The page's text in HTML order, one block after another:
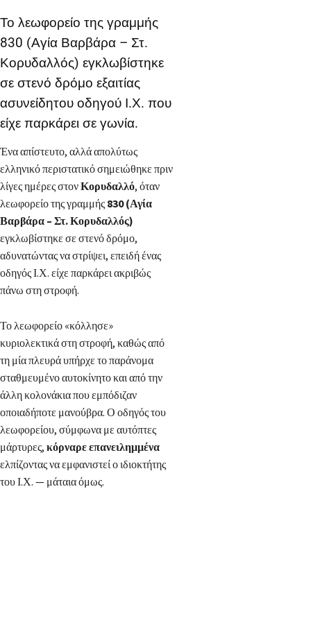
Το λεωφορείο της γραμμής
830 (Αγία Βαρβάρα – Στ.
Κορυδαλλός) εγκλωβίστηκε
σε στενό δρόμο εξαιτίας
ασυνείδητου οδηγού Ι.Χ. που
είχε παρκάρει σε γωνία.
Ένα απίστευτο, αλλά απολύτως
ελληνικό περιστατικό σημειώθηκε πριν
λίγες ημέρες στονΚορυδαλλό, όταν
λεωφορείο της γραμμής 830 (Αγία
Βαρβάρα – Στ. Κορυδαλλός)
εγκλωβίστηκε σε στενό δρόμο,
αδυνατώντας να στρίψει, επειδή ένας
οδηγός Ι.Χ. είχε παρκάρει ακριβώς
πάνω στη στροφή.
Το λεωφορείο «κόλλησε»
κυριολεκτικά στη στροφή, καθώς από
τη μία πλευρά υπήρχε το παράνομα
σταθμευμένο αυτοκίνητο και από την
άλλη κολονάκια που εμπόδιζαν
οποιαδήποτε μανούβρα. Ο οδηγός του
λεωφορείου, σύμφωνα με αυτόπτες
μάρτυρες, κόρναρε επανειλημμένα
ελπίζοντας να εμφανιστεί ο ιδιοκτήτης
του Ι.Χ. — μάταια όμως.